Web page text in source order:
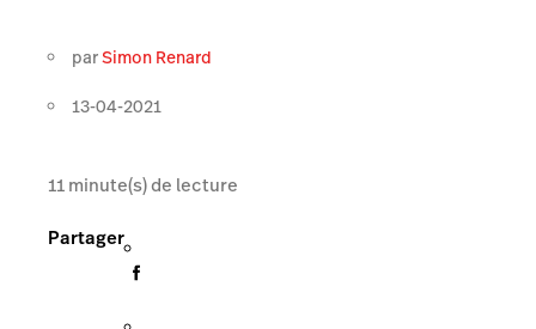
parSimon Renard
13-04-2021
11minute(s) de lecture
Partager